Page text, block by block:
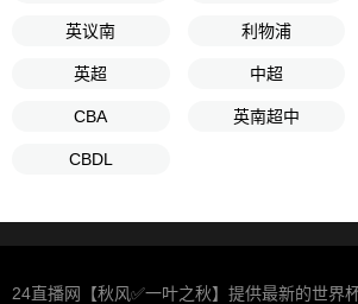
英议南 利物浦
英超 中超
CBA 英南超中
CBDL
24直播网【秋风✅一叶之秋】提供最新的世界